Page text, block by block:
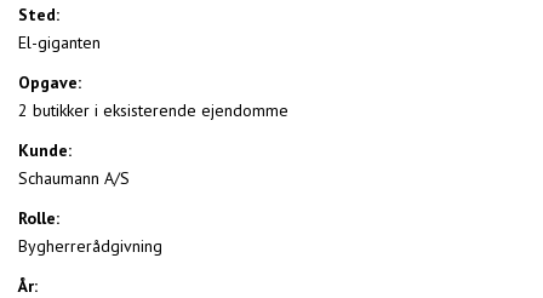
Sted:
El-giganten
Opgave:
2 butikker i eksisterende ejendomme
Kunde:
Schaumann A/S
Rolle:
Bygherrerådgivning
År: